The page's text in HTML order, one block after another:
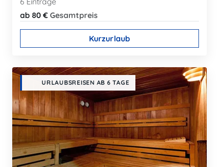
ab 80 € Gesamtpreis
Kurzurlaub
URLAUBSREISEN AB 6 TAGE